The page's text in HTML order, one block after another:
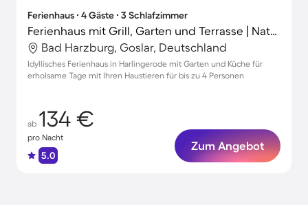
Ferienhaus ∙ 4 Gäste ∙ 3 Schlafzimmer
Ferienhaus mit Grill, Garten und Terrasse | Naturblick
Bad Harzburg, Goslar, Deutschland
Idyllisches Ferienhaus in Harlingerode mit Garten und Küche für
erholsame Tage mit Ihren Haustieren für bis zu 4 Personen
ab 134 €
pro Nacht
5.0
Zum Angebot